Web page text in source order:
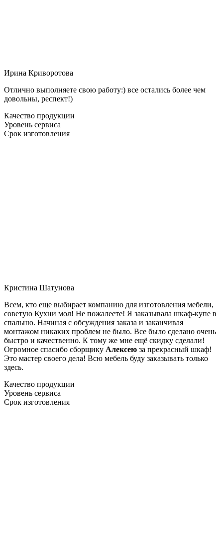
Ирина Криворотова
Отлично выполняете свою работу:) все остались более чем
довольны, респект!)
Качество продукции
Уровень сервиса
Срок изготовления
Кристина Шатунова
Всем, кто еще выбирает компанию для изготовления мебели,
советую Кухни мол! Не пожалеете! Я заказывала шкаф-купе в
спальню. Начиная с обсуждения заказа и заканчивая
монтажом никаких проблем не было. Все было сделано очень
быстро и качественно. К тому же мне ещё скидку сделали!
Огромное спасибо сборщику Алексею за прекрасный шкаф!
Это мастер своего дела! Всю мебель буду заказывать только
здесь.
Качество продукции
Уровень сервиса
Срок изготовления